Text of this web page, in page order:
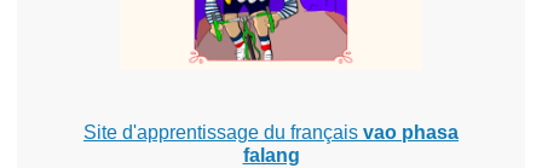
Site d'apprentissage du français vao phasa
falang